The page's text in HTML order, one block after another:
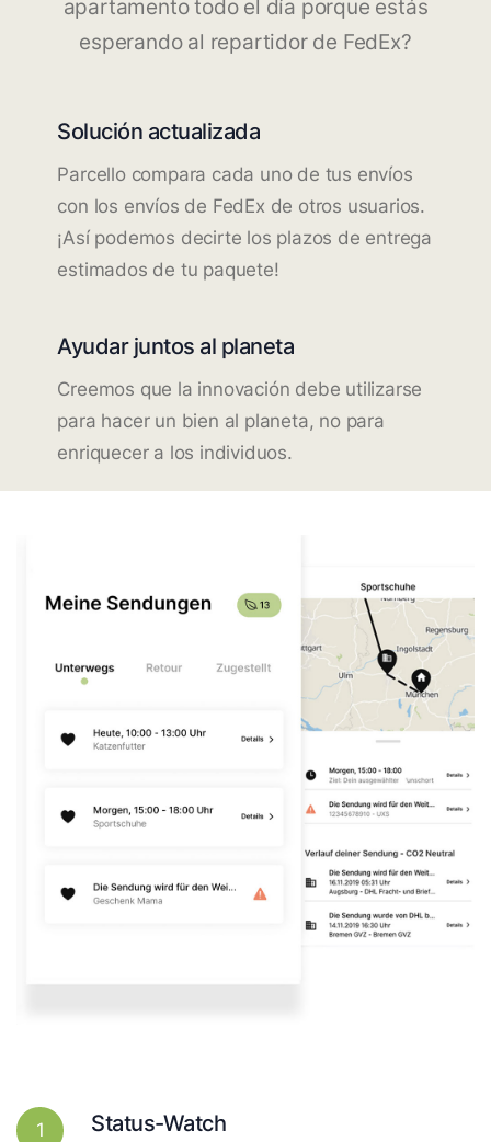
apartamento todo el día porque estás
esperando al repartidor de FedEx?
Solución actualizada
Parcello compara cada uno de tus envíos
con los envíos de FedEx de otros usuarios.
¡Así podemos decirte los plazos de entrega
estimados de tu paquete!
Ayudar juntos al planeta
Creemos que la innovación debe utilizarse
para hacer un bien al planeta, no para
enriquecer a los individuos.
1 Status-Watch